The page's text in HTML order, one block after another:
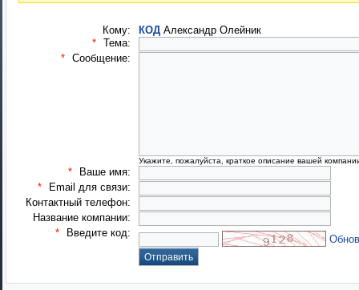
Кому: КОД Александр Олейник
* Тема:
* Сообщение:
Укажите, пожалуйста, краткое описание вашей
*
Ваше имя:
*
Email для связи:
Контактный телефон:
Название компании:
*
Введите код: